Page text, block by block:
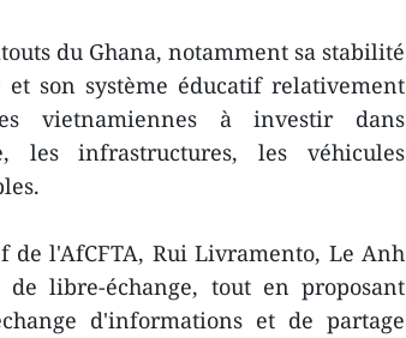
du Ghana, notamment sa stabilité
son système éducatif relativement
vietnamiennes à investir dans
les infrastructures, les véhicules
de l'AfCFTA, Rui Livramento, Le Anh
libre-échange, tout en proposant
d'informations et de partage